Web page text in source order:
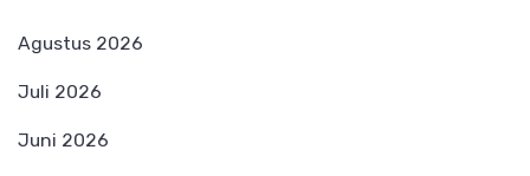
Agustus 2026
Juli 2026
Juni 2026